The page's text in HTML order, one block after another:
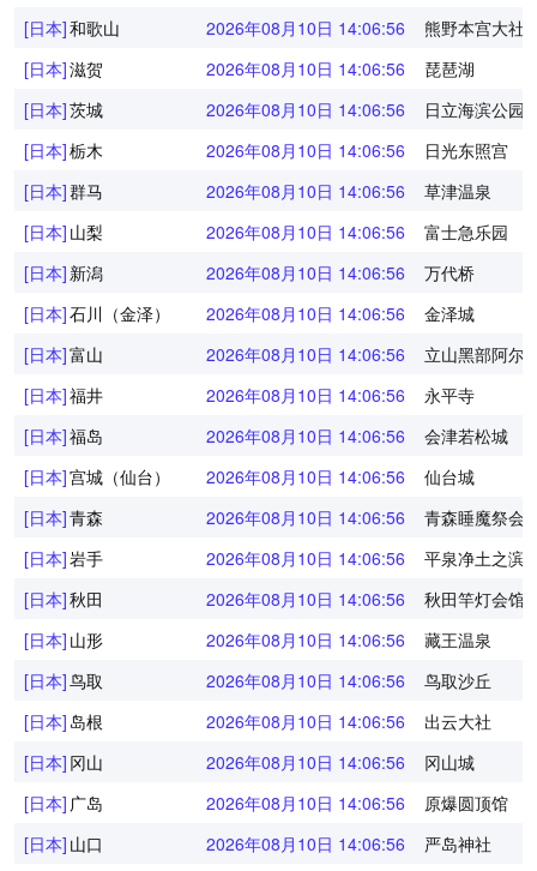
[日本]和歌山 2026年08月10日 14:06:56
熊野本宫大社
[日本]滋贺 2026年08月10日 14:06:56
琵琶湖
[日本]茨城 2026年08月10日 14:06:56
日立海滨公园
[日本]栃木 2026年08月10日 14:06:56
日光东照宫
[日本]群马 2026年08月10日 14:06:56
草津温泉
[日本] 山梨 2026年08月10日 14:06:56
富士急乐园
[日本] 新潟 2026年08月10日 14:06:56
万代桥
[日本]石川（金泽） 2026年08月10日 14:06:56
金泽城
[日本]富山 2026年08月10日 14:06:56
立山黑部阿尔
[日本]福井 2026年08月10日 14:06:56
永平寺
[日本]福岛 2026年08月10日 14:06:56
会津若松城
[日本]宫城（仙台） 2026年08月10日 14:06:56
仙台城
[日本]青森 2026年08月10日 14:06:56
青森睡魔祭会
[日本]岩手 2026年08月10日 14:06:56
平泉净土之滨
[日本]秋田 2026年08月10日 14:06:56
秋田竿灯会馆
[日本] 山形 2026年08月10日 14:06:56
藏王温泉
[日本]鸟取 2026年08月10日 14:06:56
鸟取沙丘
[日本] 岛根 2026年08月10日 14:06:56
出云大社
[日本] 冈山 2026年08月10日 14:06:56
冈山城
[日本] 广岛 2026年08月10日 14:06:56
原爆圆顶馆
[日本] 山口 2026年08月10日 14:06:56
严岛神社